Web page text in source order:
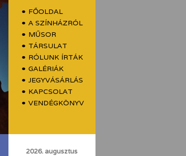
FŐOLDAL
A SZÍNHÁZRÓL
MŰSOR
TÁRSULAT
RÓLUNK ÍRTÁK
GALÉRIÁK
JEGYVÁSÁRLÁS
KAPCSOLAT
VENDÉGKÖNYV
2026. augusztus